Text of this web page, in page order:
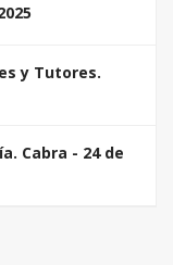
y Tutores.
Cabra - 24 de